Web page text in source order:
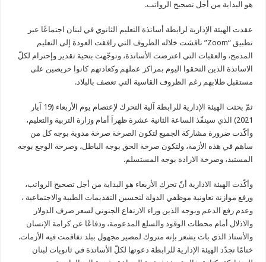
هو البداية من أجل تصحيح الرواتب.
عقدت الهيئة الإدارية لرابطة أساتذة التعليم الثانوي في لبنان اجتماعًا عبر
تطبيق “Zoom” ناقشت خلاله الظروف التي رافقت العودة إلى التعليم
المدمج، والعقبات التي اعترضت الأساتذة، وتوجّهت بتحية تقدير وإحترام لكلّ
الاساتذة الذين التحقوا اليوم بمراكز عملهم وكعادتهم كانوا حريصين على
مستقبل طلابهم رغم الظروف القاسية التي تعصف بالبلاد.
ثمّ بحثت الهيئة الإدارية للرابطة آلية التحرك لإعتصام يوم الأربعاء (19 آيار
2021) الذي سينفّذ الساعة الثانية عشرة ظهراَ أمام وزارة التربية والتعليم،
وأكّدت ضرورة مشاركة الجميع لتكون الصرخة صرخة مدوية بوجه كل من
ساهم في هذه الأزمة، ولتكون صرخة الحق بوجه الباطل، وصرخة الوجع بوجه
المستبد، وصرخة الارادة بوجه المستسلم.
وأكّدت الهيئة الادارية أنّ تحرك الأربعاء هو البداية من أجل تصحيح الرواتب،
ورفع موازنة تعاونية موظفي الدولة لتحسين التقديمات الطبية والاجتماعية ،
وعدم رفع الدعم وبوجه الذين وراء الارتفاع الجنوني لسعر صرف الدولار
والاذلال أمام محطات الوقود والسلع المدعومة، ودفاعًا عن كرامة الإنسان
والأستاذ الذي بات يشعر بإنه متروك لمصير مجهول ببلد تفاقمت فيه الأزمات.
ختامًا تجدّد الهيئة الإدارية للرابطة دعوتها لكلّ الأساتذة في ثانويات لبنان